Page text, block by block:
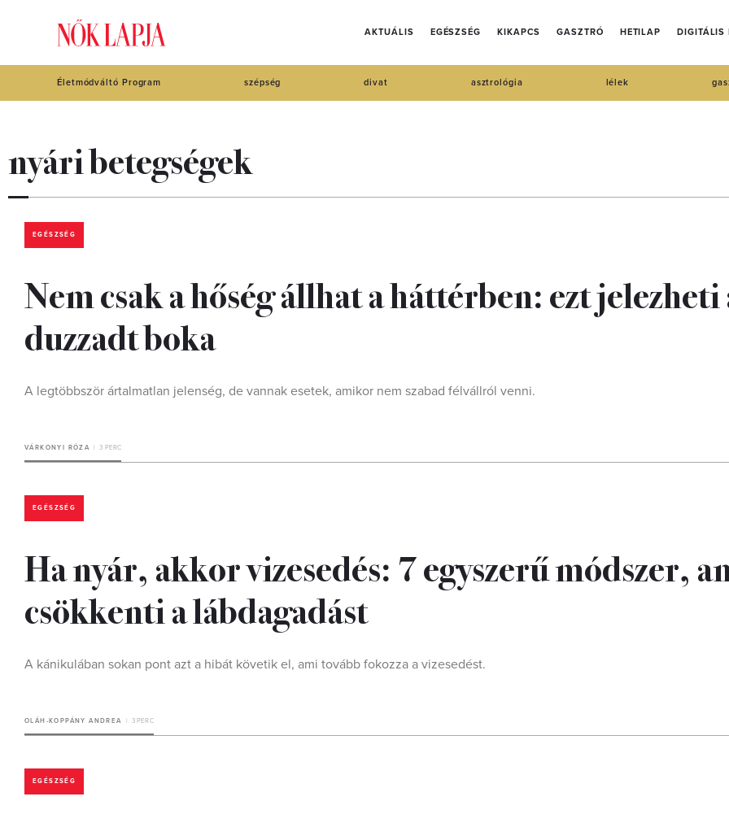
AKTUÁLIS EGÉSZSÉG KIKAPCS GASZTRÓ HETILAP DIGITÁLIS
Életmódváltó Program szépség divat asztrológia lélek
nyári betegségek
EGÉSZSÉG
Nem csak a hőség állhat a háttérben: ezt jelezheti
duzzadt boka
A legtöbbször ártalmatlan jelenség, de vannak esetek, amikor nem szabad félvállról venni.
VÁRKONYI RÓZA 3 PERC
EGÉSZSÉG
Ha nyár, akkor vizesedés: 7 egyszerű módszer,
csökkenti a lábdagadást
A kánikulában sokan pont azt a hibát követik el, ami tovább fokozza a vizesedést.
OLÁH-KOPPÁNY ANDREA 3 PERC
EGÉSZSÉG